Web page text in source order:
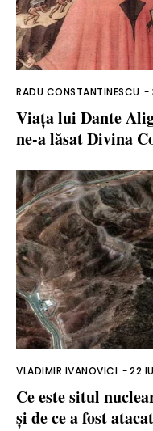
RADU CONSTANTINESCU -
Viața lui Dante
ne-a lăsat Divina
VLADIMIR IVANOVICI -22
Ce este situl
și de ce a fost